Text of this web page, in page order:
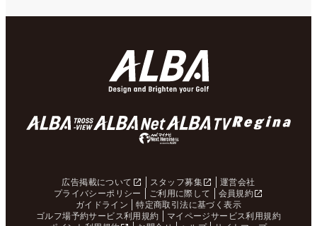
広告掲載について スタッフ募集
運営会社
プライバシーポリシー
ご利用に際して
会員規約
ガイドライン
特定商取引法に基づく表示
ゴルフ場予約サービス利用規約
マイページサービス利用規約